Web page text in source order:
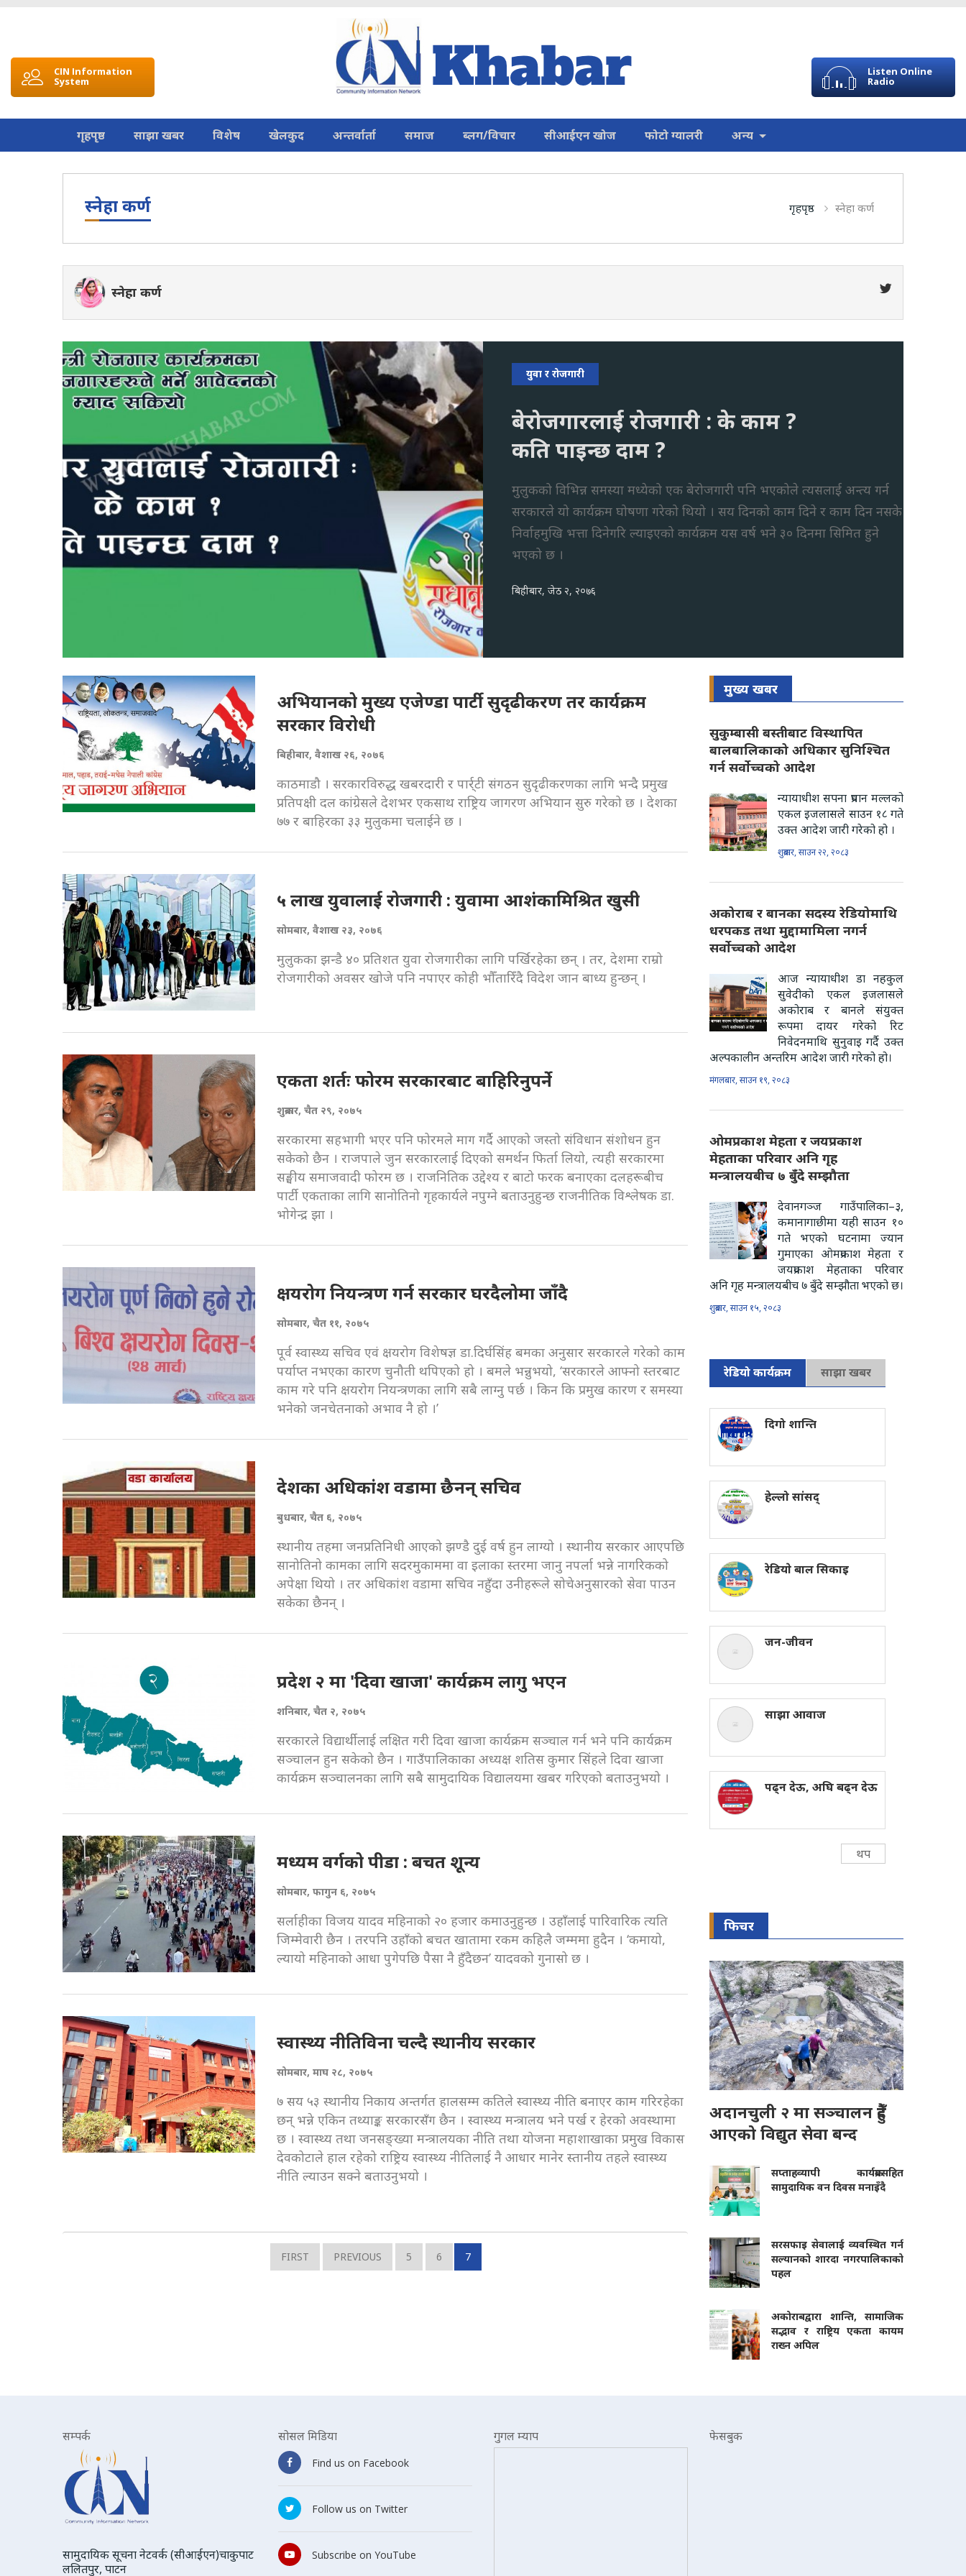
CIN Information
System
Listen Online
Radio
गृहपृष्ठ साझा खबर विशेष खेलकुद अन्तर्वार्ता समाज ब्लग/विचार सीआईएन खोज फोटो ग्यालरी अन्य
स्नेहा कर्ण गृहपृष्ठ स्नेहा कर्ण
स्नेहा कर्ण
युवा र रोजगारी
बेरोजगारलाई रोजगारी : के काम ?
कति पाइन्छ दाम ?
मुलुकको विभिन्न समस्या मध्येको एक बेरोजगारी पनि भएकोले त्यसलाई अन्त्य गर्न
सरकारले यो कार्यक्रम घोषणा गरेको थियो । सय दिनको काम दिने र काम दिन नसके
निर्वाहमुखि भत्ता दिनेगरि ल्याइएको कार्यक्रम यस वर्ष भने ३० दिनमा सिमित हुने
भएको छ ।
बिहीबार, जेठ २, २०७६
अभियानको मुख्य एजेण्डा पार्टी सुदृढीकरण तर कार्यक्रम
सरकार विरोधी
बिहीबार, वैशाख २६, २०७६
काठमाडौ । सरकारविरुद्ध खबरदारी र पार्र्टी संगठन सुदृढीकरणका लागि भन्दै प्रमुख
प्रतिपक्षी दल कांग्रेसले देशभर एकसाथ राष्ट्रिय जागरण अभियान सुरु गरेको छ । देशका
७७ र बाहिरका ३३ मुलुकमा चलाईने छ ।
५ लाख युवालाई रोजगारी : युवामा आशंकामिश्रित खुसी
सोमबार, वैशाख २३, २०७६
मुलुकका झन्डै ४० प्रतिशत युवा रोजगारीका लागि पर्खिरहेका छन् । तर, देशमा राम्रो
रोजगारीको अवसर खोजे पनि नपाएर कोही भौँतारिँदै विदेश जान बाध्य हुन्छन् ।
एकता शर्तः फोरम सरकारबाट बाहिरिनुपर्ने
शुक्रबार, चैत २९, २०७५
सरकारमा सहभागी भएर पनि फोरमले माग गर्दै आएको जस्तो संविधान संशोधन हुन
सकेको छैन । राजपाले जुन सरकारलाई दिएको समर्थन फिर्ता लियो, त्यही सरकारमा
सङ्घीय समाजवादी फोरम छ । राजनितिक उद्देश्य र बाटो फरक बनाएका दलहरूबीच
पार्टी एकताका लागि सानोतिनो गृहकार्यले नपुग्ने बताउनुहुन्छ राजनीतिक विश्लेषक डा.
भोगेन्द्र झा ।
क्षयरोग नियन्त्रण गर्न सरकार घरदैलोमा जाँदै
सोमबार, चैत ११, २०७५
पूर्व स्वास्थ्य सचिव एवं क्षयरोग विशेषज्ञ डा.दिर्घसिंह बमका अनुसार सरकारले गरेको काम
पर्याप्त नभएका कारण चुनौती थपिएको हो । बमले भन्नुभयो, ‘सरकारले आफ्नो स्तरबाट
काम गरे पनि क्षयरोग नियन्त्रणका लागि सबै लाग्नु पर्छ । किन कि प्रमुख कारण र समस्या
भनेको जनचेतनाको अभाव नै हो ।’
देशका अधिकांश वडामा छैनन् सचिव
बुधबार, चैत ६, २०७५
स्थानीय तहमा जनप्रतिनिधी आएको झण्डै दुई वर्ष हुन लाग्यो । स्थानीय सरकार आएपछि
सानोतिनो कामका लागि सदरमुकाममा वा इलाका स्तरमा जानु नपर्ला भन्ने नागरिकको
अपेक्षा थियो । तर अधिकांश वडामा सचिव नहुँदा उनीहरूले सोचेअनुसारको सेवा पाउन
सकेका छैनन् ।
प्रदेश २ मा 'दिवा खाजा' कार्यक्रम लागु भएन
शनिबार, चैत २, २०७५
सरकारले विद्यार्थीलाई लक्षित गरी दिवा खाजा कार्यक्रम सञ्चाल गर्न भने पनि कार्यक्रम
सञ्चालन हुन सकेको छैन । गाउँपालिकाका अध्यक्ष शतिस कुमार सिंहले दिवा खाजा
कार्यक्रम सञ्चालनका लागि सबै सामुदायिक विद्यालयमा खबर गरिएको बताउनुभयो ।
मध्यम वर्गको पीडा : बचत शून्य
सोमबार, फागुन ६, २०७५
सर्लाहीका विजय यादव महिनाको २० हजार कमाउनुहुन्छ । उहाँलाई पारिवारिक त्यति
जिम्मेवारी छैन । तरपनि उहाँको बचत खातामा रकम कहिलै जम्ममा हुदैन । ‘कमायो,
ल्यायो महिनाको आधा पुगेपछि पैसा नै हुँदैछन’ यादवको गुनासो छ ।
स्वास्थ्य नीतिविना चल्दै स्थानीय सरकार
सोमबार, माघ २८, २०७५
७ सय ५३ स्थानीय निकाय अन्तर्गत हालसम्म कतिले स्वास्थ्य नीति बनाएर काम गरिरहेका
छन् भन्ने एकिन तथ्याङ्क सरकारसँग छैन । स्वास्थ्य मन्त्रालय भने पर्ख र हेरको अवस्थामा
छ । स्वास्थ्य तथा जनसङ्ख्या मन्त्रालयका नीति तथा योजना महाशाखाका प्रमुख विकास
देवकोटाले हाल रहेको राष्ट्रिय स्वास्थ्य नीतिलाई नै आधार मानेर स्तानीय तहले स्वास्थ्य
नीति ल्याउन सक्ने बताउनुभयो ।
FIRST PREVIOUS 5 6 7
मुख्य खबर
सुकुम्बासी बस्तीबाट विस्थापित
बालबालिकाको अधिकार सुनिश्चित
गर्न सर्वोच्चको आदेश
न्यायाधीश सपना प्रधान मल्लको
एकल इजलासले साउन १८ गते
उक्त आदेश जारी गरेको हो ।
शुक्रबार, साउन २२, २०८३
अकोराब र बानका सदस्य रेडियोमाथि
धरपकड तथा मुद्दामामिला नगर्न
सर्वोच्चको आदेश
आज न्यायाधीश डा नहकुल
सुवेदीको एकल इजलासले
अकोराब र बानले संयुक्त
रूपमा दायर गरेको रिट
निवेदनमाथि सुनुवाइ गर्दै उक्त
अल्पकालीन अन्तरिम आदेश जारी गरेको हो।
मंगलबार, साउन १९, २०८३
ओमप्रकाश मेहता र जयप्रकाश
मेहताका परिवार अनि गृह
मन्त्रालयबीच ७ बुँदे सम्झौता
देवानगञ्ज गाउँपालिका–३,
कमानागाछीमा यही साउन १०
गते भएको घटनामा ज्यान
गुमाएका ओमप्रकाश मेहता र
जयप्रकाश मेहताका परिवार
अनि गृह मन्त्रालयबीच ७ बुँदे सम्झौता भएको छ।
शुक्रबार, साउन १५, २०८३
रेडियो कार्यक्रम साझा खबर
दिगो शान्ति
हेल्लो सांसद्
रेडियाे बाल सिकाइ
जन-जीवन
साझा आवाज
पढ्न देऊ, अघि बढ्न देऊ
थप
फिचर
अदानचुली २ मा सञ्चालन हुँदै
आएको विद्युत सेवा बन्द
सप्ताहव्यापी कार्यक्रमसहित
सामुदायिक वन दिवस मनाइँदै
सरसफाइ सेवालाई व्यवस्थित गर्न
सल्यानको शारदा नगरपालिकाको
पहल
अकोराबद्वारा शान्ति, सामाजिक
सद्भाव र राष्ट्रिय एकता कायम
राख्न अपिल
सम्पर्क
सामुदायिक सूचना नेटवर्क (सीआईएन)चाकुपाट
ललितपुर, पाटन
सोसल मिडिया
Find us on Facebook
Follow us on Twitter
Subscribe on YouTube
गुगल म्याप फेसबुक